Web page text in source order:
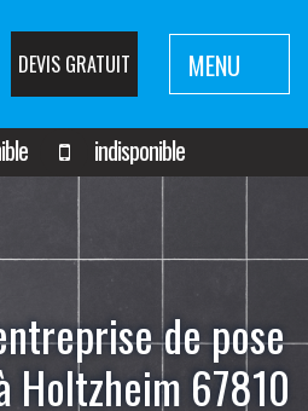
DEVIS GRATUIT MENU
indisponible
de pose
Holtzheim 67810